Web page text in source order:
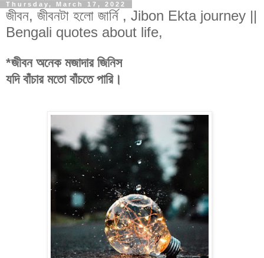
Thursday, March 17, 2022
জীবন, জীবনটা হলো জার্নি , Jibon Ekta journey ||
Bengali quotes about life,
*জীবন অনেক মজাদার জিনিস
যদি বাঁচার মতো বাঁচতে পারি।